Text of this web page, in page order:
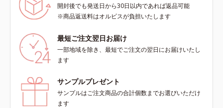
開封後でも発送日から30日以内であれば返品可能
※商品返送料はオルビスが負担いたします
最短ご注文翌日お届け
一部地域を除き、最短でご注文の翌日にお届けいたし
ます
サンプルプレゼント
サンプルはご注文商品の合計個数までお選びいただけ
ます